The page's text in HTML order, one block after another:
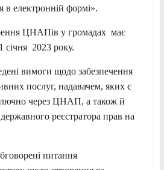
в електронній формі».
ЦНАПів у громадах має
січня 2023 року.
вимоги щодо забезпечення
послуг, надавачем, яких є
через ЦНАП, а також й
реєстратора прав на
питання